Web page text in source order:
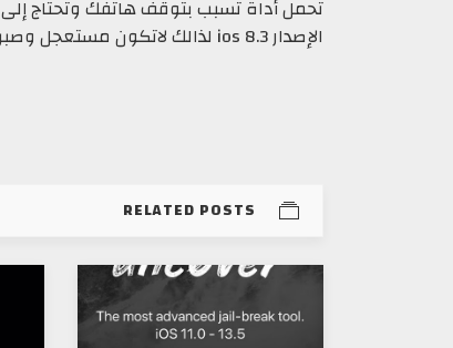
الإصدار ios 8.3 لذالك لاتكون مستعجل وصبر
RELATED POSTS